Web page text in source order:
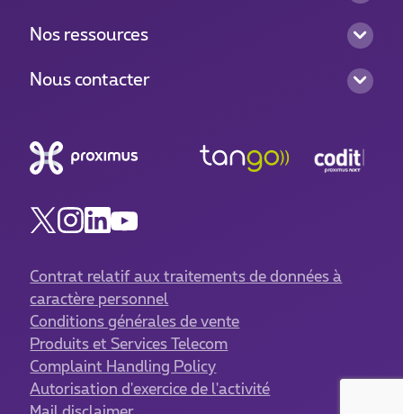
Nos ressources
Nous contacter
Contrat relatif aux traitements de données à
caractère personnel
Conditions générales de vente
Produits et Services Telecom
Complaint Handling Policy
Autorisation d'exercice de l'activité